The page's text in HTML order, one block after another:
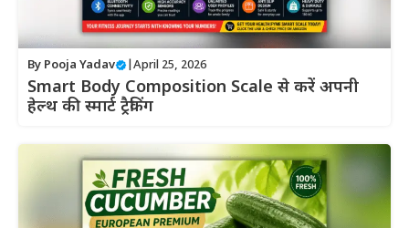
By Pooja Yadav April 25, 2026
Smart Body Composition Scale से करें अपनी
हेल्थ की स्मार्ट ट्रैकिंग